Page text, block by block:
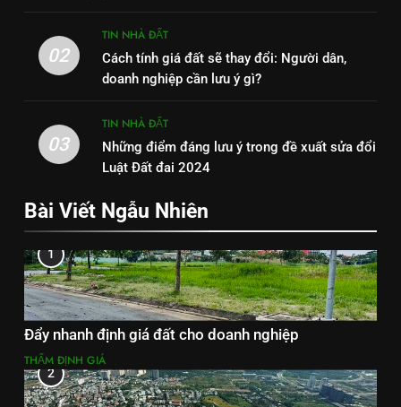
02
TIN NHÀ ĐẤT
Cách tính giá đất sẽ thay đổi: Người dân,
doanh nghiệp cần lưu ý gì?
03
TIN NHÀ ĐẤT
Những điểm đáng lưu ý trong đề xuất sửa đổi
Luật Đất đai 2024
Bài Viết Ngẫu Nhiên
1
Đẩy nhanh định giá đất cho doanh nghiệp
THẨM ĐỊNH GIÁ
2